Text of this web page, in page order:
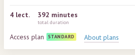
4 lect. 392 minutes
total duration
Access plan STANDARD About plans